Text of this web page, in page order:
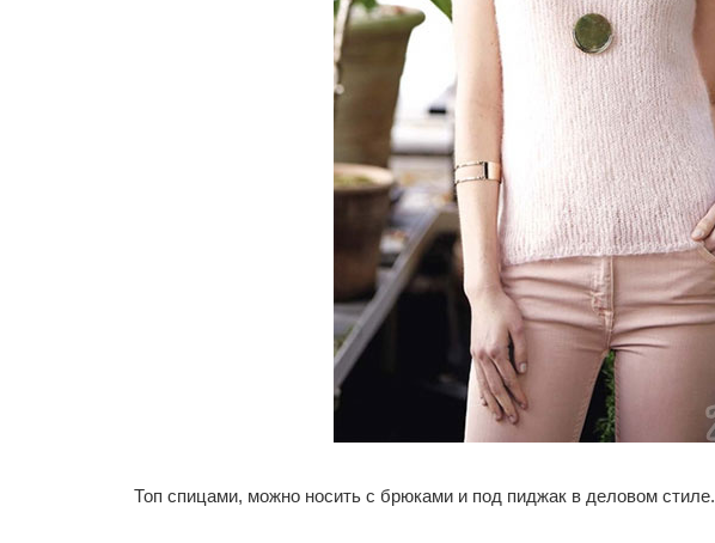
Топ спицами, можно носить с брюками и под пиджак в деловом стиле.